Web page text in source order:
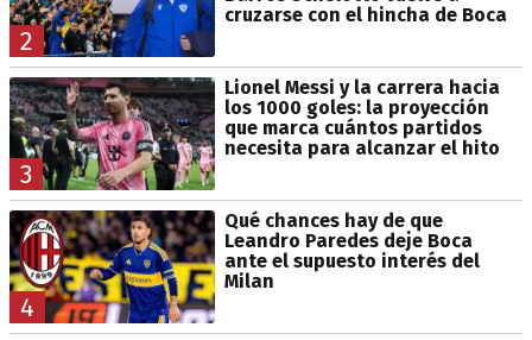
2
cruzarse con el hincha de Boca
3
Lionel Messi y la carrera hacia
los 1000 goles: la proyección
que marca cuántos partidos
necesita para alcanzar el hito
4
Qué chances hay de que
Leandro Paredes deje Boca
ante el supuesto interés del
Milan